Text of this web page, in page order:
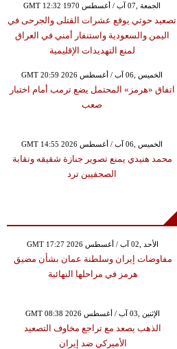
GMT 12:32 1970 الجمعة ,07 آب / أغسطس
تصعيد حوثي يوقع عشرات القتلى والجرحى في
اليمن والسعودية واستنفار أمني في العراق
لمنع التهديدات الإقليمية
GMT 20:59 2026 الخميس ,06 آب / أغسطس
اتفاق «هرمز» المحتمل يضع ترمب أمام اختبار
صعب
GMT 14:55 2026 الخميس ,06 آب / أغسطس
محمد هنيدي يمنع تصوير جنازة شقيقه ونقابة
الصحفيين ترد
GMT 17:27 2026 الأحد ,02 آب / أغسطس
مفاوضات إيران وسلطنة عمان بشأن مضيق
هرمز في مراحلها النهائية
GMT 08:38 2026 الإثنين ,03 آب / أغسطس
الذهب يصعد مع تراجع مخاوف التصعيد
الأميركي ضد إيران